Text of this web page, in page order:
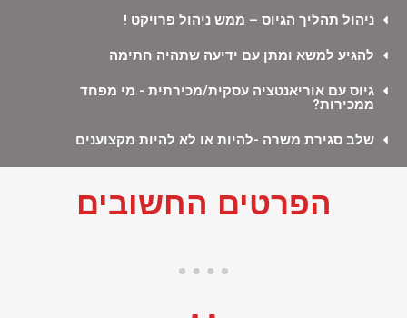
ניהול תהליך הגיוס – ממש ניהול פרויקט !
להגיע למשא ומתן עם ידיעה שתהיה חתימה
גיוס עם אוריאנטציה עסקית/מכירתית - מי מפחד
ממכירות?
שלב סגירת משרה -להיות או לא להיות מקצוענים
הפרטים החשובים